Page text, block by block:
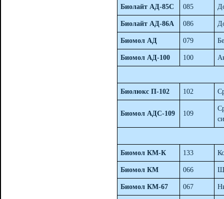
Биолайт АД-85С 085
Биолайт АД-86А 086
Биомол АД 079
Биомол АД-100 100
Биолюкс П-102 102
Биомол АДС-109 109
Биомол КМ-К 133
Биомол КМ 066
Биомол КМ-67 067